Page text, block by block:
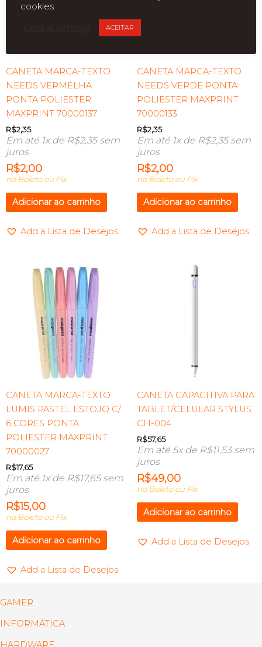
CANETA MARCA-TEXTO
NEEDS VERMELHA
PONTA POLIESTER
MAXPRINT 70000137
R$2,35
Em até 1x de R$2,35sem
juros
R$2,00
no Boleto ou Pix
Adicionar ao carrinho
Add a Lista de Desejos
CANETA MARCA-TEXTO
NEEDS VERDE PONTA
POLIESTER MAXPRINT
70000133
R$2,35
Em até 1x de R$2,35sem
juros
R$2,00
no Boleto ou Pix
Adicionar ao carrinho
Add a Lista de Desejos
CANETA MARCA-TEXTO
LUMIS PASTEL ESTOJO C/
6 CORES PONTA
POLIESTER MAXPRINT
70000027
R$17,65
Em até 1x de R$17,65sem
juros
R$15,00
no Boleto ou Pix
Adicionar ao carrinho
Add a Lista de Desejos
CANETA CAPACITIVA PARA
TABLET/CELULAR STYLUS
CH-004
R$57,65
Em até 5x de R$11,53sem
juros
R$49,00
no Boleto ou Pix
Adicionar ao carrinho
Add a Lista de Desejos
GAMER
INFORMÁTICA
HARDWARE
cookies.
ACEITAR